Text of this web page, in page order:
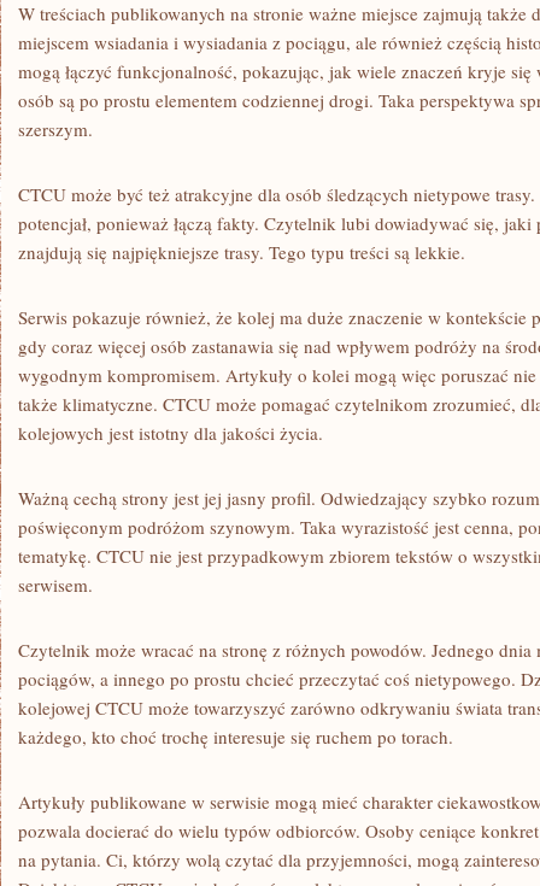
W treściach publikowanych na stronie ważne miejsce zajmują także
miejscem wsiadania i wysiadania z pociągu, ale również częścią
mogą łączyć funkcjonalność, pokazując, jak wiele znaczeń kryje
osób są po prostu elementem codziennej drogi. Taka perspektywa
szerszym.
CTCU może być też atrakcyjne dla osób śledzących nietypowe
potencjał, ponieważ łączą fakty. Czytelnik lubi dowiadywać się,
znajdują się najpiękniejsze trasy. Tego typu treści są lekkie.
Serwis pokazuje również, że kolej ma duże znaczenie w kontekście
gdy coraz więcej osób zastanawia się nad wpływem podróży na
wygodnym kompromisem. Artykuły o kolei mogą więc poruszać
także klimatyczne. CTCU może pomagać czytelnikom zrozumieć,
kolejowych jest istotny dla jakości życia.
Ważną cechą strony jest jej jasny profil. Odwiedzający szybko
poświęconym podróżom szynowym. Taka wyrazistość jest cenna,
tematykę. CTCU nie jest przypadkowym zbiorem tekstów o
serwisem.
Czytelnik może wracać na stronę z różnych powodów. Jednego
pociągów, a innego po prostu chcieć przeczytać coś nietypowego.
kolejowej CTCU może towarzyszyć zarówno odkrywaniu świata
każdego, kto choć trochę interesuje się ruchem po torach.
Artykuły publikowane w serwisie mogą mieć charakter
pozwala docierać do wielu typów odbiorców. Osoby ceniące
na pytania. Ci, którzy wolą czytać dla przyjemności, mogą